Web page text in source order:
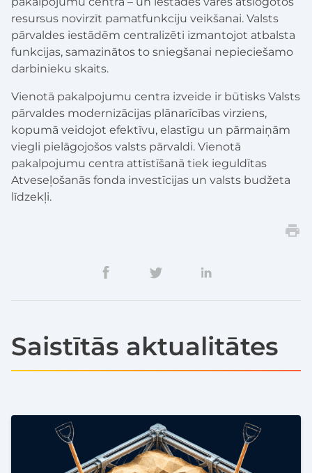
resursus novirzīt pamatfunkciju veikšanai. Valsts
pārvaldes iestādēm centralizēti izmantojot atbalsta
funkcijas, samazinātos to sniegšanai nepieciešamo
darbinieku skaits.
Vienotā pakalpojumu centra izveide ir būtisks Valsts
pārvaldes modernizācijas plānarīcības virziens,
kopumā veidojot efektīvu, elastīgu un pārmaiņām
viegli pielāgojošos valsts pārvaldi. Vienotā
pakalpojumu centra attīstīšanā tiek ieguldītas
Atveseļošanās fonda investīcijas un valsts budžeta
līdzekļi.
Saistītās aktualitātes